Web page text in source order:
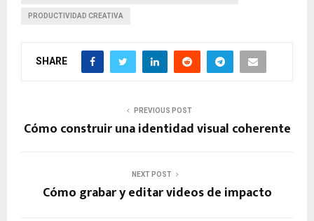
PRODUCTIVIDAD CREATIVA
SHARE
PREVIOUS POST
Cómo construir una identidad visual coherente
NEXT POST
Cómo grabar y editar videos de impacto